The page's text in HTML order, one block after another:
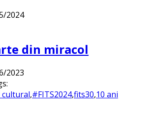
2024
din miracol
2023
cultural,#FITS2024,fits30,10 ani